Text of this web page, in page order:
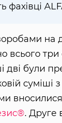
фахівці
на
всього три
дві були
суміші з
вносилися
. Друге